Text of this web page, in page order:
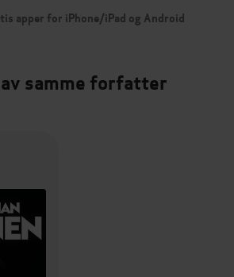
apper for iPhone/iPad og Android
samme forfatter